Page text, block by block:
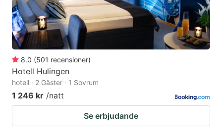
8.0 (501 recensioner)
Hotell Hulingen
hotell · 2 Gäster · 1 Sovrum
1 246 kr /natt
Se erbjudande